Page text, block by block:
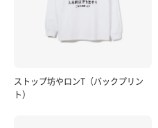
ストップ坊やロンT（バックプリン
ト）